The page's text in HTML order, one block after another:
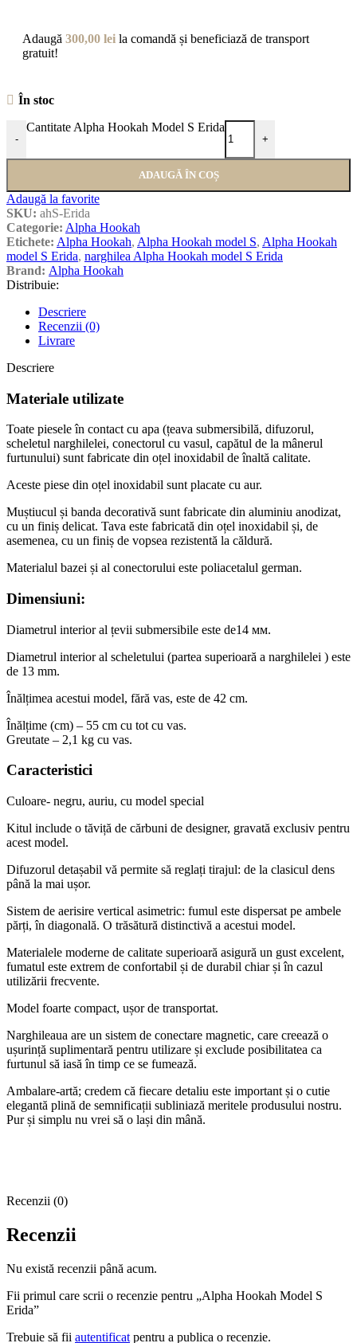
Adaugă 300,00 lei la comandă și beneficiază de transport
gratuit!
În stoc
-
Cantitate Alpha Hookah Model S Erida
+
ADAUGĂ ÎN COȘ
Adaugă la favorite
SKU: ahS-Erida
Categorie: Alpha Hookah
Etichete: Alpha Hookah, Alpha Hookah model S, Alpha Hookah
model S Erida, narghilea Alpha Hookah model S Erida
Brand: Alpha Hookah
Distribuie:
Descriere
Recenzii (0)
Livrare
Descriere
Materiale utilizate
Toate piesele în contact cu apa (țeava submersibilă, difuzorul,
scheletul narghilelei, conectorul cu vasul, capătul de la mânerul
furtunului) sunt fabricate din oțel inoxidabil de înaltă calitate.
Aceste piese din oțel inoxidabil sunt placate cu aur.
Muștiucul și banda decorativă sunt fabricate din aluminiu anodizat,
cu un finiș delicat. Tava este fabricată din oțel inoxidabil și, de
asemenea, cu un finiș de vopsea rezistentă la căldură.
Materialul bazei și al conectorului este poliacetalul german.
Dimensiuni:
Diametrul interior al țevii submersibile este de14 мм.
Diametrul interior al scheletului (partea superioară a narghilelei ) este
de 13 mm.
Înălțimea acestui model, fără vas, este de 42 cm.
Înălțime (cm) – 55 cm cu tot cu vas.
Greutate – 2,1 kg cu vas.
Caracteristici
Culoare- negru, auriu, cu model special
Kitul include o tăviță de cărbuni de designer, gravată exclusiv pentru
acest model.
Difuzorul detașabil vă permite să reglați tirajul: de la clasicul dens
până la mai ușor.
Sistem de aerisire vertical asimetric: fumul este dispersat pe ambele
părți, în diagonală. O trăsătură distinctivă a acestui model.
Materialele moderne de calitate superioară asigură un gust excelent,
fumatul este extrem de confortabil și de durabil chiar și în cazul
utilizării frecvente.
Model foarte compact, ușor de transportat.
Narghileaua are un sistem de conectare magnetic, care creează o
ușurință suplimentară pentru utilizare și exclude posibilitatea ca
furtunul să iasă în timp ce se fumează.
Ambalare-artă; credem că fiecare detaliu este important și o cutie
elegantă plină de semnificații subliniază meritele produsului nostru.
Pur și simplu nu vrei să o lași din mână.
Recenzii (0)
Recenzii
Nu există recenzii până acum.
Fii primul care scrii o recenzie pentru „Alpha Hookah Model S
Erida”
Trebuie să fii autentificat pentru a publica o recenzie.